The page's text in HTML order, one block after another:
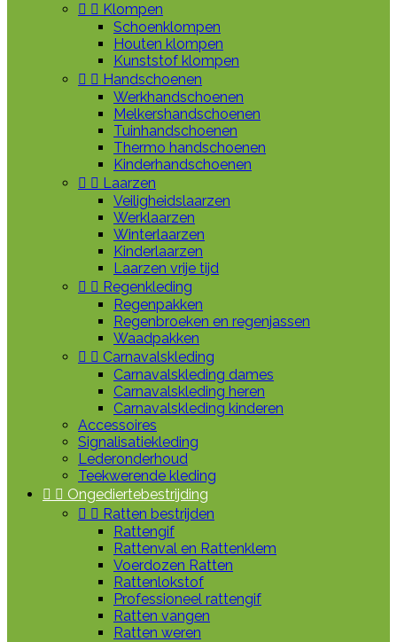
  Klompen
Schoenklompen
Houten klompen
Kunststof klompen
  Handschoenen
Werkhandschoenen
Melkershandschoenen
Tuinhandschoenen
Thermo handschoenen
Kinderhandschoenen
  Laarzen
Veiligheidslaarzen
Werklaarzen
Winterlaarzen
Kinderlaarzen
Laarzen vrije tijd
  Regenkleding
Regenpakken
Regenbroeken en regenjassen
Waadpakken
  Carnavalskleding
Carnavalskleding dames
Carnavalskleding heren
Carnavalskleding kinderen
Accessoires
Signalisatiekleding
Lederonderhoud
Teekwerende kleding
  Ongediertebestrijding
  Ratten bestrijden
Rattengif
Rattenval en Rattenklem
Voerdozen Ratten
Rattenlokstof
Professioneel rattengif
Ratten vangen
Ratten weren